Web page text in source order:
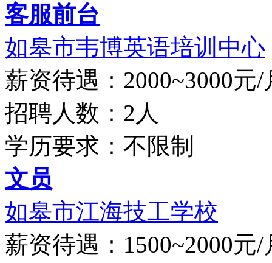
客服前台
如皋市韦博英语培训中心
薪资待遇：2000~3000元/
招聘人数：2人
学历要求：不限制
文员
如皋市江海技工学校
薪资待遇：1500~2000元/